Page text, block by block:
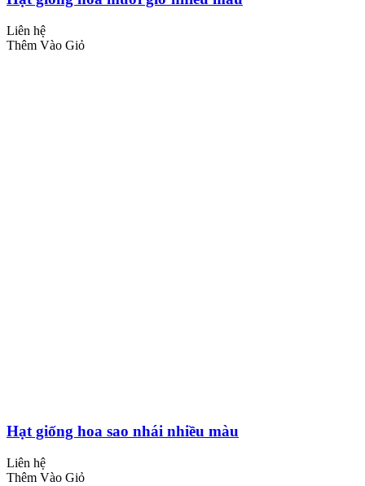
Liên hệ
Thêm Vào Giỏ
Hạt giống hoa sao nhái nhiều màu
Liên hệ
Thêm Vào Giỏ